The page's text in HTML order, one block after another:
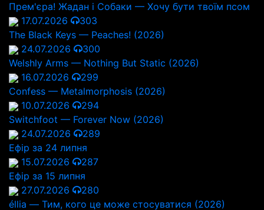
Прем'єра! Жадан і Собаки — Хочу бути твоїм псом
17.07.2026
303
The Black Keys — Peaches! (2026)
24.07.2026
300
Welshly Arms — Nothing But Static (2026)
16.07.2026
299
Confess — Metalmorphosis (2026)
10.07.2026
294
Switchfoot — Forever Now (2026)
24.07.2026
289
Ефір за 24 липня
15.07.2026
287
Ефір за 15 липня
27.07.2026
280
éllia — Тим, кого це може стосуватися (2026)